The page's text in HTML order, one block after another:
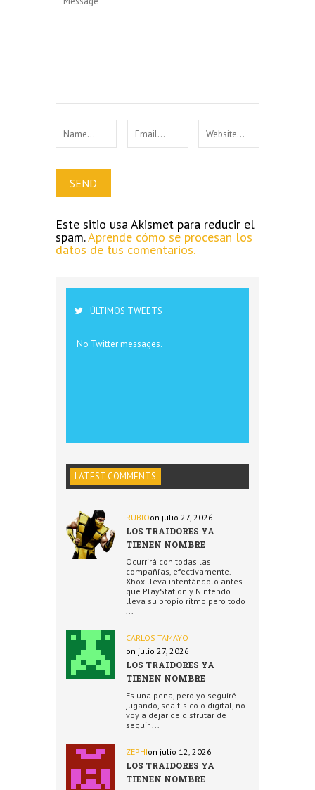
Este sitio usa Akismet para reducir el
spam.Aprende cómo se procesan los
datos de tus comentarios.
ÚLTIMOS TWEETS
No Twitter messages.
LATEST COMMENTS
RUBIOon julio 27, 2026
LOS TRAIDORES YA
TIENEN NOMBRE
Ocurrirá con todas las
compañías, efectivamente.
Xbox lleva intentándolo antes
que PlayStation y Nintendo
lleva su propio ritmo pero todo
...
CARLOS TAMAYO
on julio 27, 2026
LOS TRAIDORES YA
TIENEN NOMBRE
Es una pena, pero yo seguiré
jugando, sea físico o digital, no
voy a dejar de disfrutar de
seguir ...
ZEPHIon julio 12, 2026
LOS TRAIDORES YA
TIENEN NOMBRE